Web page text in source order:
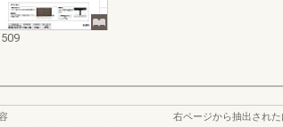
509
右ページから抽出され